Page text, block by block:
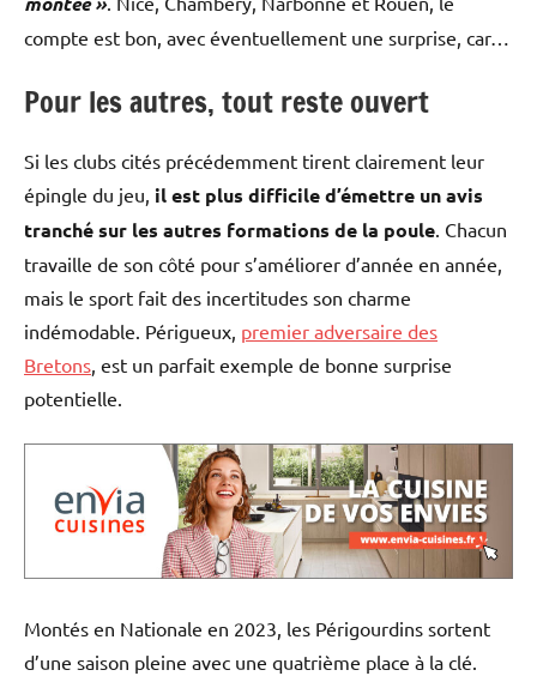
compte est bon, avec éventuellement une surprise, car…
Pour les autres, tout reste ouvert
Si les clubs cités précédemment tirent clairement leur
épingle du jeu, il est plus difficile d’émettre un avis
tranché sur les autres formations de la poule. Chacun
travaille de son côté pour s’améliorer d’année en année,
mais le sport fait des incertitudes son charme
indémodable. Périgueux, premier adversaire des
Bretons, est un parfait exemple de bonne surprise
potentielle.
Montés en Nationale en 2023, les Périgourdins sortent
d’une saison pleine avec une quatrième place à la clé.